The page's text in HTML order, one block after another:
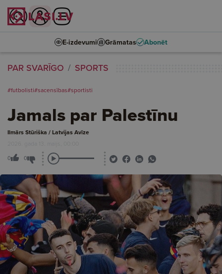
E-izdevumi Grāmatas Abonēt
PAR SVARĪGO SPORTS
#futbolisti#sacensības#sportisti
Jamals par Palestīnu
Ilmārs Stūriška / Latvijas Avīze
2026. gada 13. maijs, 00:00
0 0